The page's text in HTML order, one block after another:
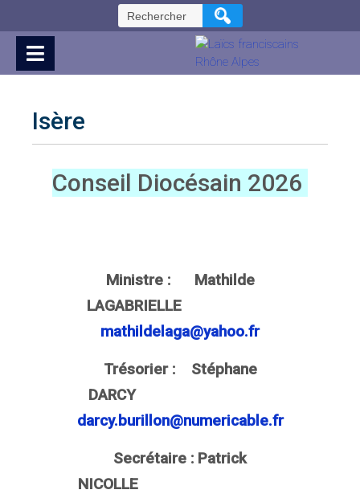
Content
Rechercher :
Isère
Conseil Diocésain 2026
Ministre : Mathilde
LAGABRIELLE
mathildelaga@yahoo.fr
Trésorier : Stéphane
DARCY
darcy.burillon@numericable.fr
Secrétaire : Patrick
NICOLLE